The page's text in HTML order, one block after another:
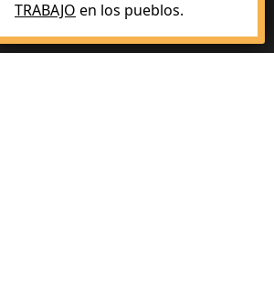
TRABAJO en los pueblos.